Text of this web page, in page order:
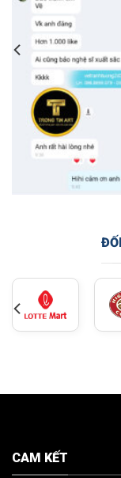
CAM KẾT